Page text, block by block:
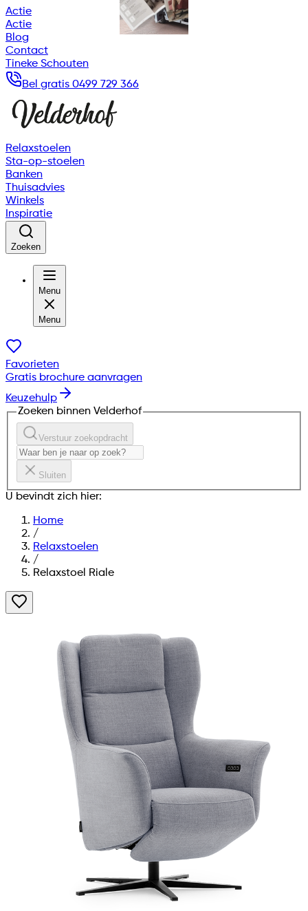
Actie
Actie
Blog
Contact
Tineke Schouten
Bel gratis 0499 729 366
Relaxstoelen
Sta-op-stoelen
Banken
Thuisadvies
Winkels
Inspiratie
Zoeken
Menu
Menu
Favorieten
Gratis brochure aanvragen
Keuzehulp
Zoeken binnen Velderhof
Verstuur zoekopdracht
Sluiten
U bevindt zich hier:
Home
/
Relaxstoelen
/
Relaxstoel Riale